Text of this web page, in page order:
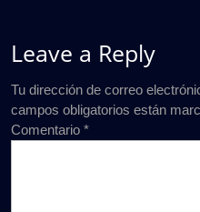
Leave a Reply
Tu dirección de correo
campos obligatorios están
Comentario *